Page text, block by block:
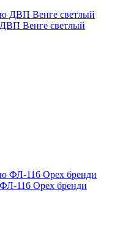
Венге светлый
116 Орех бренди